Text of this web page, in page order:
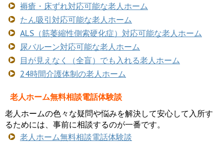
褥瘡・床ずれ対応可能な老人ホーム
たん吸引対応可能な老人ホーム
ALS（筋萎縮性側索硬化症）対応可能な老人ホーム
尿バルーン対応可能な老人ホーム
目が見えなく（全盲）でも入れる老人ホーム
24時間介護体制の老人ホーム
老人ホーム無料相談電話体験談
老人ホームの色々な疑問や悩みを解決して安心して入所す
るためには、事前に相談するのが一番です。
老人ホーム無料相談電話体験談